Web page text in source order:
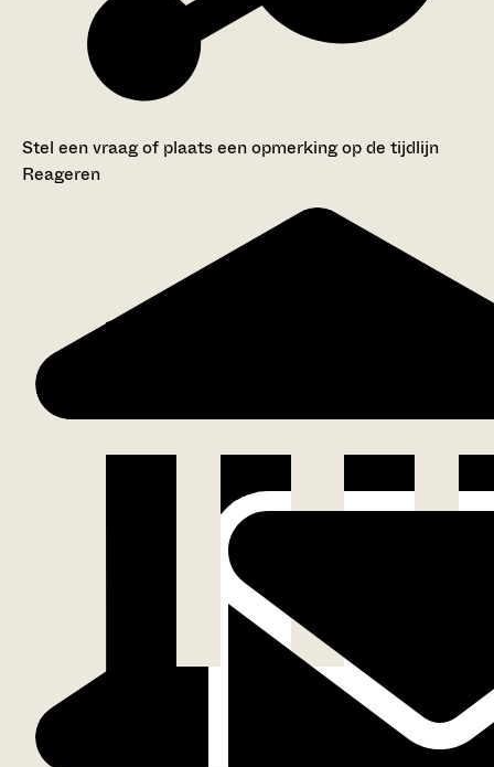
Stel een vraag of plaats een opmerking op de tijdlijn
Reageren